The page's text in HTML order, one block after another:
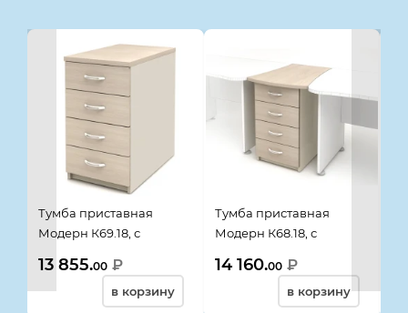
Тумба приставная
Модерн К69.18, с
420*670*740, дуб
шамони светлый
13 855.00 ₽
в корзину
Тумба приставная
Модерн К68.18, с
550*720*740, дуб
шамони светлый
14 160.00 ₽
в корзину